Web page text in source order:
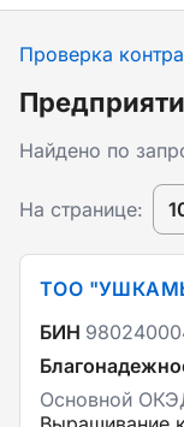
Проверка
Найдено по
На странице:
ТОО
БИН
Основной